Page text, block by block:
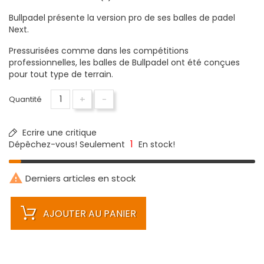
Bullpadel présente la version pro de ses balles de padel
Next.
Pressurisées comme dans les compétitions
professionnelles, les balles de Bullpadel ont été conçues
pour tout type de terrain.
Quantité + -
Ecrire une critique
Dépêchez-vous! Seulement 1 En stock!
 Derniers articles en stock
AJOUTER AU PANIER